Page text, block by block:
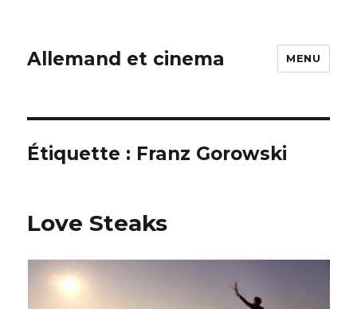
Allemand et cinema MENU
Étiquette : Franz Gorowski
Love Steaks